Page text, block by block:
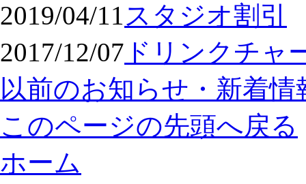
2019/04/11 スタジオ割引
2017/12/07 ドリンクチャ
以前のお知らせ・新着情
このページの先頭へ戻る
ホーム